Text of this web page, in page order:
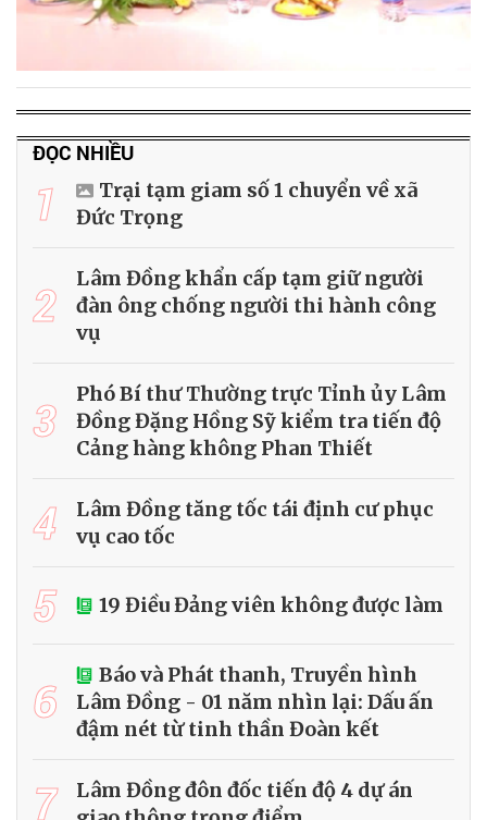
ĐỌC NHIỀU
1
Trại tạm giam số 1 chuyển về xã
Đức Trọng
2
Lâm Đồng khẩn cấp tạm giữ người
đàn ông chống người thi hành công
vụ
3
Phó Bí thư Thường trực Tỉnh ủy Lâm
Đồng Đặng Hồng Sỹ kiểm tra tiến độ
Cảng hàng không Phan Thiết
4
Lâm Đồng tăng tốc tái định cư phục
vụ cao tốc
5 19 Điều Đảng viên không được làm
6
Báo và Phát thanh, Truyền hình
Lâm Đồng - 01 năm nhìn lại: Dấu ấn
đậm nét từ tinh thần Đoàn kết
7
Lâm Đồng đôn đốc tiến độ 4 dự án